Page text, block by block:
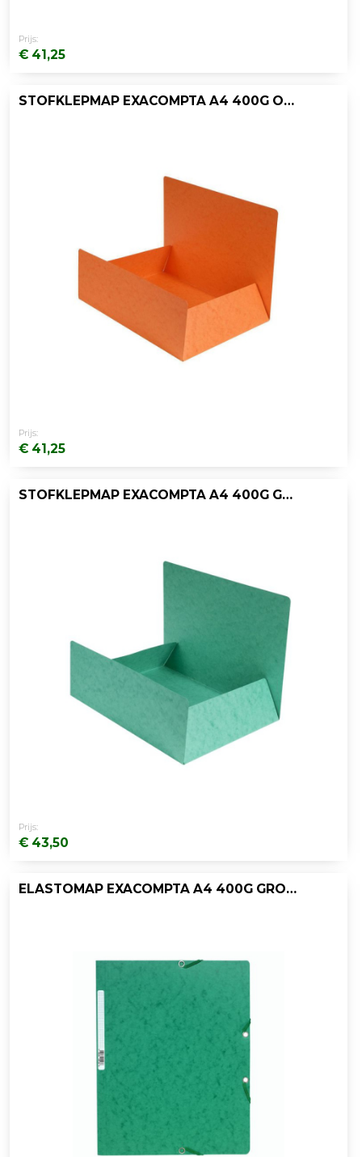
Prijs:
€ 41,25
STOFKLEPMAP EXACOMPTA A4 400G OR/PK25
Prijs:
€ 41,25
STOFKLEPMAP EXACOMPTA A4 400G GROEN/PK25
Prijs:
€ 43,50
ELASTOMAP EXACOMPTA A4 400G GROEN/PK25